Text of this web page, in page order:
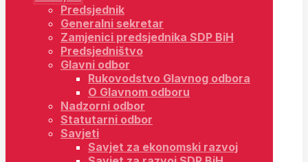
Predsjednik
Generalni sekretar
Zamjenici predsjednika SDP BiH
Predsjedništvo
Glavni odbor
Rukovodstvo Glavnog odbora
O Glavnom odboru
Nadzorni odbor
Statutarni odbor
Savjeti
Savjet za ekonomski razvoj